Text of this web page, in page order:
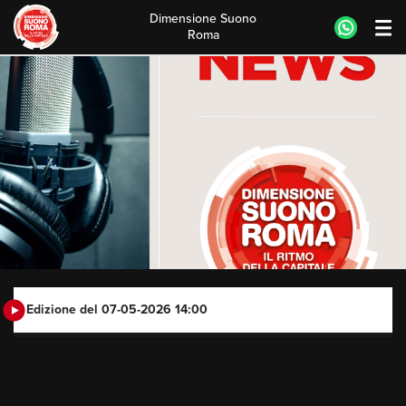
Skip
to
content
Dimensione Suono
Roma
Edizione del 07-05-2026 14:00